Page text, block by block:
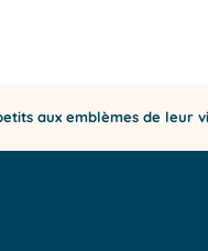
aux emblèmes de leur